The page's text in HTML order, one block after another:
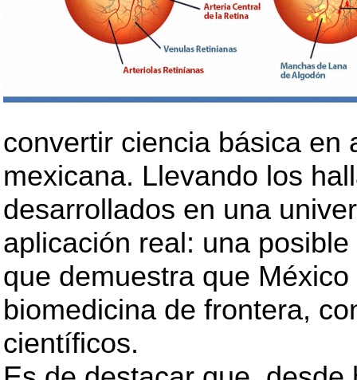
convertir ciencia básica en
mexicana. Llevando los
desarrollados en una
aplicación real: una
que demuestra que
biomedicina de frontera,
científicos.